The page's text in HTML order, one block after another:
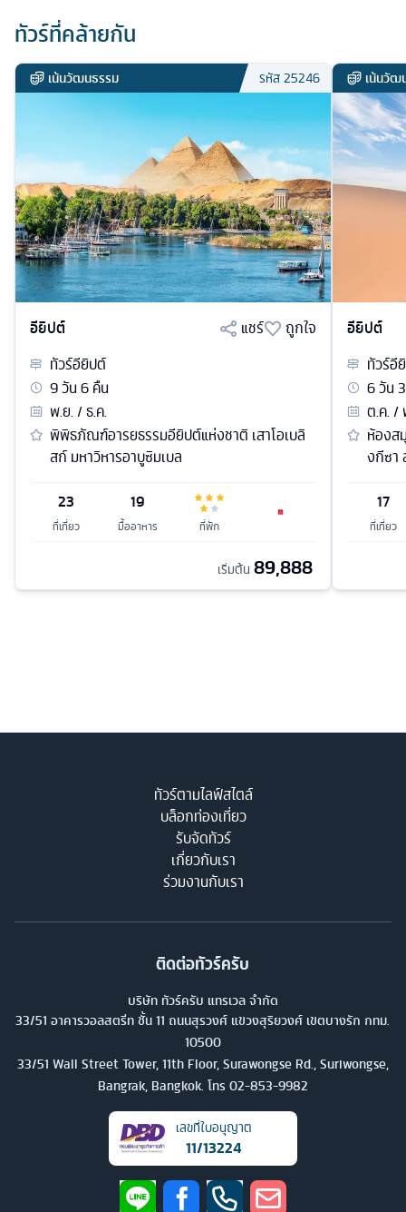
ทัวร์ที่คล้ายกัน
เน้นวัฒนธรรม รหัส25246
อียิปต์ แชร์
ถูกใจ
ทัวร์อียิปต์
9วัน6คืน
พ.ย. / ธ.ค.
พิพิธภัณฑ์อารยธรรมอียิปต์แห่งชาติ เสาโอเบลิ
สก์ มหาวิหารอาบูซิมเบล
23
ที่เที่ยว
19
มื้ออาหาร ที่พัก
เริ่มต้น 89,888
เน้นวัฒ
อียิปต์
ทัวร์อี
6วัน3
ต.ค. /
ห้องส
งกีซา
17
ที่เที่ยว
ทัวร์ตามไลฟ์สไตล์
บล็อกท่องเที่ยว
รับจัดทัวร์
เกี่ยวกับเรา
ร่วมงานกับเรา
ติดต่อทัวร์ครับ
บริษัท ทัวร์ครับ แทรเวล จำกัด
33/51 อาคารวอลสตรีท ชั้น 11 ถนนสุรวงศ์ แขวงสุริยวงศ์ เขตบางรัก กทม.
10500
33/51 Wall Street Tower, 11th Floor, Surawongse Rd., Suriwongse,
Bangrak, Bangkok. โทร 02-853-9982
เลขที่ใบอนุญาต
11/13224